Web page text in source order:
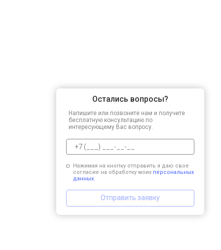
Остались вопросы?
Напишите или позвоните нам и получите
бесплатную консультацию по
интересующему Вас вопросу.
Нажимая на кнопку отправить я даю свое
согласие на обработку моих персональных
данных.
Отправить заявку